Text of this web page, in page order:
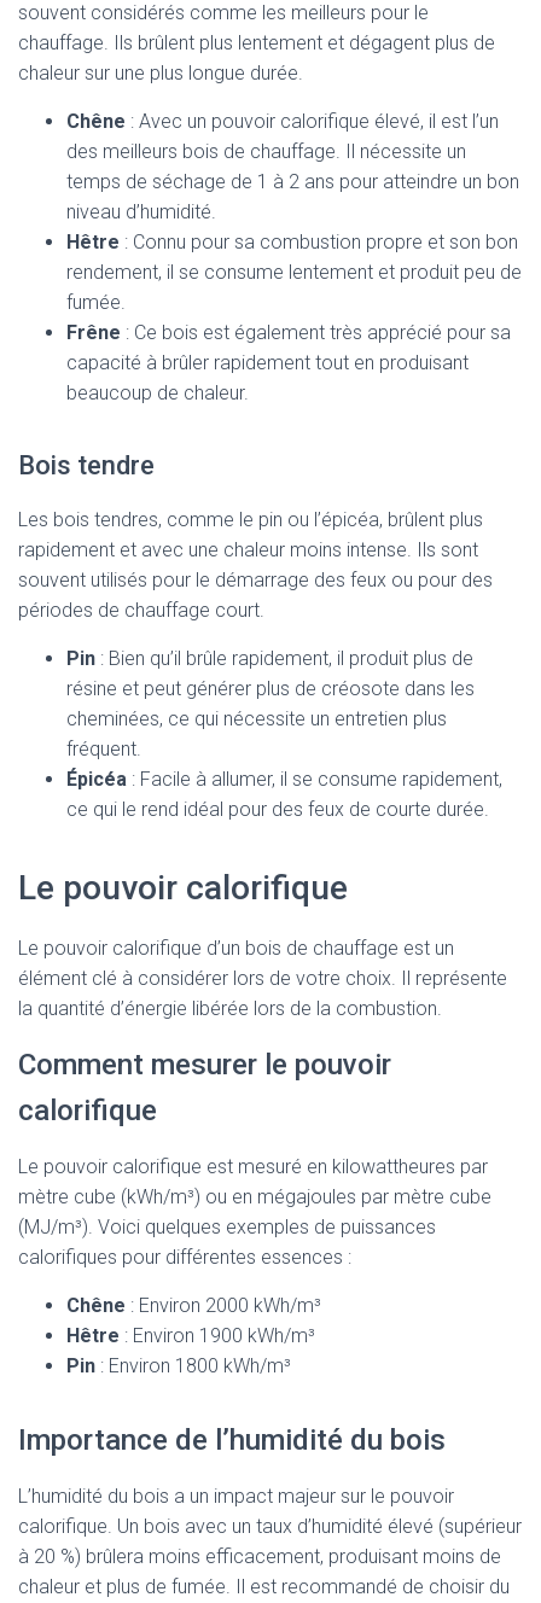
souvent considérés comme les meilleurs pour le
chauffage. Ils brûlent plus lentement et dégagent plus de
chaleur sur une plus longue durée.
Chêne : Avec un pouvoir calorifique élevé, il est l’un
des meilleurs bois de chauffage. Il nécessite un
temps de séchage de 1 à 2 ans pour atteindre un bon
niveau d’humidité.
Hêtre : Connu pour sa combustion propre et son bon
rendement, il se consume lentement et produit peu de
fumée.
Frêne : Ce bois est également très apprécié pour sa
capacité à brûler rapidement tout en produisant
beaucoup de chaleur.
Bois tendre
Les bois tendres, comme le pin ou l’épicéa, brûlent plus
rapidement et avec une chaleur moins intense. Ils sont
souvent utilisés pour le démarrage des feux ou pour des
périodes de chauffage court.
Pin : Bien qu’il brûle rapidement, il produit plus de
résine et peut générer plus de créosote dans les
cheminées, ce qui nécessite un entretien plus
fréquent.
Épicéa : Facile à allumer, il se consume rapidement,
ce qui le rend idéal pour des feux de courte durée.
Le pouvoir calorifique
Le pouvoir calorifique d’un bois de chauffage est un
élément clé à considérer lors de votre choix. Il représente
la quantité d’énergie libérée lors de la combustion.
Comment mesurer le pouvoir
calorifique
Le pouvoir calorifique est mesuré en kilowattheures par
mètre cube (kWh/m³) ou en mégajoules par mètre cube
(MJ/m³). Voici quelques exemples de puissances
calorifiques pour différentes essences :
Chêne : Environ 2000 kWh/m³
Hêtre : Environ 1900 kWh/m³
Pin : Environ 1800 kWh/m³
Importance de l’humidité du bois
L’humidité du bois a un impact majeur sur le pouvoir
calorifique. Un bois avec un taux d’humidité élevé (supérieur
à 20 %) brûlera moins efficacement, produisant moins de
chaleur et plus de fumée. Il est recommandé de choisir du